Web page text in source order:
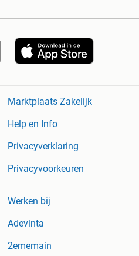
Marktplaats Zakelijk
Help en Info
Privacyverklaring
Privacyvoorkeuren
Werken bij
Adevinta
2ememain